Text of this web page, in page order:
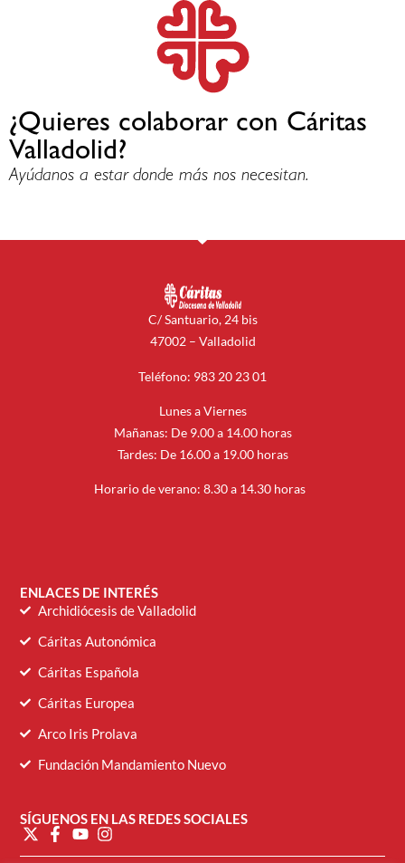
¿Quieres colaborar con Cáritas
Valladolid?
Ayúdanos a estar donde más nos necesitan.
C/ Santuario, 24 bis
47002 – Valladolid
Teléfono: 983 20 23 01
Lunes a Viernes
Mañanas: De 9.00 a 14.00 horas
Tardes: De 16.00 a 19.00 horas
Horario de verano: 8.30 a 14.30 horas
ENLACES DE INTERÉS
Archidiócesis de Valladolid
Cáritas Autonómica
Cáritas Española
Cáritas Europea
Arco Iris Prolava
Fundación Mandamiento Nuevo
SÍGUENOS EN LAS REDES SOCIALES